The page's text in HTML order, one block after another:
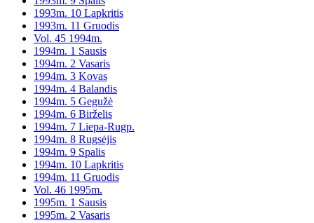
1993m. 10 Lapkritis
1993m. 11 Gruodis
Vol. 45 1994m.
1994m. 1 Sausis
1994m. 2 Vasaris
1994m. 3 Kovas
1994m. 4 Balandis
1994m. 5 Gegužė
1994m. 6 Birželis
1994m. 7 Liepa-Rugp.
1994m. 8 Rugsėjis
1994m. 9 Spalis
1994m. 10 Lapkritis
1994m. 11 Gruodis
Vol. 46 1995m.
1995m. 1 Sausis
1995m. 2 Vasaris